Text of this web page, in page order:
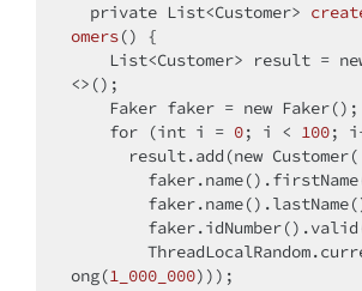
private List<Customer>
omers()
{
    List<Customer> result =
<>();
    Faker faker =
new Faker();
for (int i = 0; i < 100;
      result.add(
new Customer(
ong(1_000_000)));